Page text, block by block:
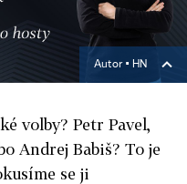
Autor ▪ HN
volby? Petr Pavel,
Andrej Babiš? To je
se ji